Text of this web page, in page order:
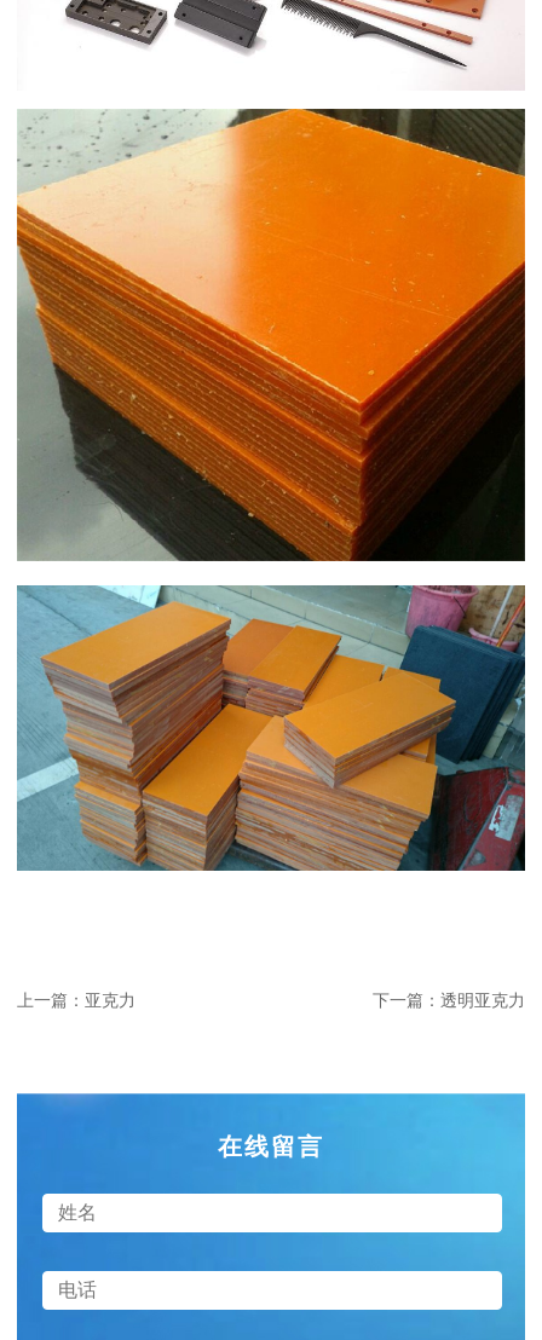
上一篇：亚克力 下一篇：透明亚克力
在线留言